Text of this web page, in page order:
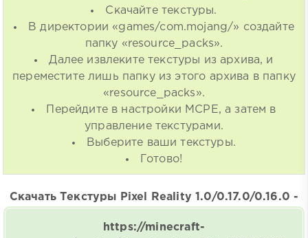
Скачайте текстуры.
В директории «games/com.mojang/» создайте
папку «resource_packs».
Далее извлеките текстуры из архива, и
переместите лишь папку из этого архива в папку
«resource_packs».
Перейдите в настройки MCPE, а затем в
управление текстурами.
Выберите ваши текстуры.
Готово!
Скачать Текстуры Pixel Reality 1.0/0.17.0/0.16.0 -
https://minecraft-